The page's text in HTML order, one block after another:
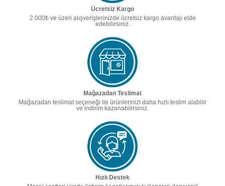
Ücretsiz Kargo
2.000₺ ve üzeri alışverişlerinizde ücretsiz kargo avantajı elde
edebilirsiniz.
Mağazadan Teslimat
Mağazadan teslimat seçeneği ile ürünlerinizi daha hızlı teslim alabilir
ve indirim kazanabilirsiniz.
Hızlı Destek